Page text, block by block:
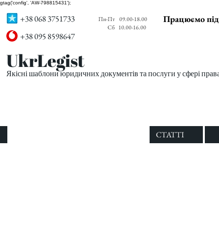
gtag('config', 'AW-798815431');
+38 068 3751733
+38 095 8598647
Пн-Пт
Сб
09.00-18.00
10.00-16.00
Працюємо
UkrLegist
Якісні шаблони юридичних документів та послуги у сфері
СТАТТІ